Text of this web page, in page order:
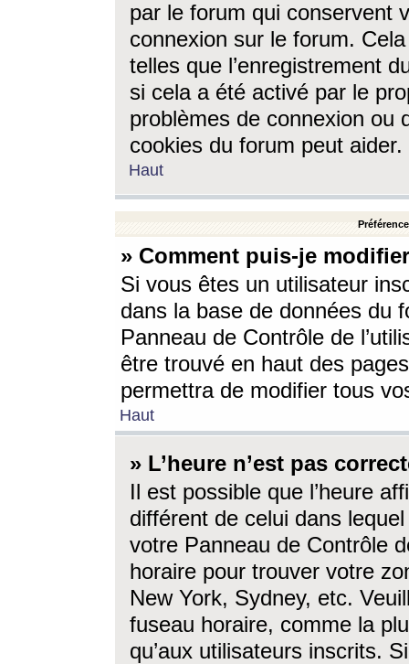
par le forum qui conservent
connexion sur le forum.
telles que l’enregistrement
si cela a été activé par le
problèmes de connexion ou
cookies du forum peut aider.
Haut
» Comment puis-je
Si vous êtes un utilisateur
dans la base de données du
Panneau de Contrôle de
être trouvé en haut des
permettra de modifier tous
Haut
» L’heure n’est pas
Il est possible que l’heure
différent de celui dans
votre Panneau de Contrôle
horaire pour trouver votre
New York, Sydney, etc.
fuseau horaire, comme la
qu’aux utilisateurs inscrits.